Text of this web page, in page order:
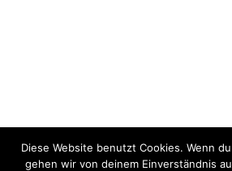
Diese Website benutzt Cookies. Wenn
gehen wir von deinem Einverständnis